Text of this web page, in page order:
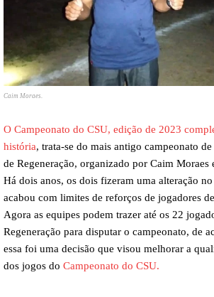
Caim Moraes.
O Campeonato do CSU, edição de 2023
história, trata-se do mais antigo campeonato
de Regeneração, organizado por Caim Moraes
Há dois anos, os dois fizeram uma alteração
acabou com limites de reforços de jogadores
Agora as equipes podem trazer até os 22
Regeneração para disputar o campeonato, de
essa foi uma decisão que visou melhorar a
dos jogos do Campeonato do CSU.